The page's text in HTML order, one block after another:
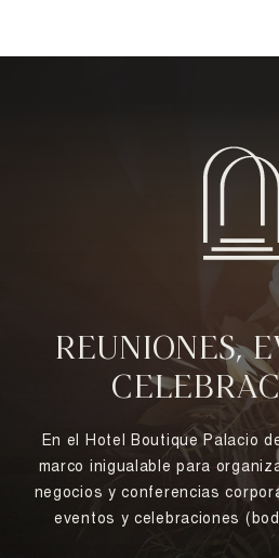
REUNIONES,
En el Hotel Boutique Palacio
marco inigualable para
negocios y conferencias
eventos y celebraciones